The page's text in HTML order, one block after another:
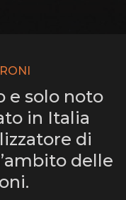
e solo noto
in Italia
di
delle